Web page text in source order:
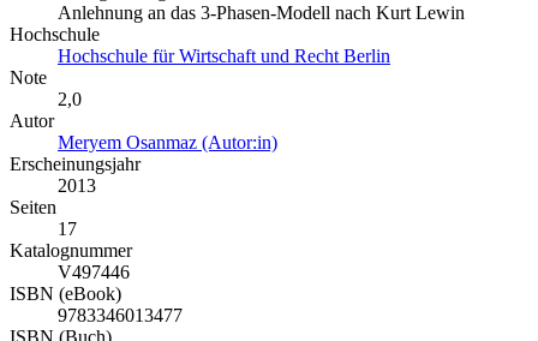
Anlehnung an das 3-Phasen-Modell nach Kurt Lewin
Hochschule
Hochschule für Wirtschaft und Recht Berlin
Note
2,0
Autor
Meryem Osanmaz (Autor:in)
Erscheinungsjahr
2013
Seiten
17
Katalognummer
V497446
ISBN (eBook)
9783346013477